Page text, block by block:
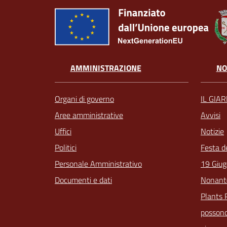
AMMINISTRAZIONE
Organi di governo
Aree amministrative
Uffici
Politici
Personale Amministrativo
Documenti e dati
IL
Avvisi
Notizie
Festa
19
Plants